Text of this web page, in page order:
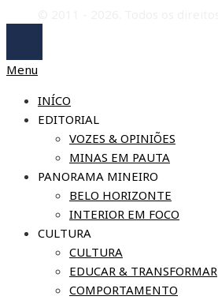
Menu
INÍCO
EDITORIAL
VOZES & OPINIÕES
MINAS EM PAUTA
PANORAMA MINEIRO
BELO HORIZONTE
INTERIOR EM FOCO
CULTURA
CULTURA
EDUCAR & TRANSFORMAR
COMPORTAMENTO